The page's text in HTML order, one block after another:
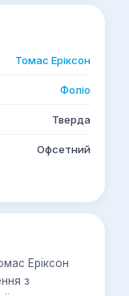
Томас Еріксон
Фоліо
Тверда
Офсетний
Еріксон
з